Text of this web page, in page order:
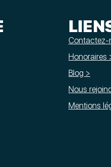
Contactez-
Honoraires
Blog >
Nous
Mentions